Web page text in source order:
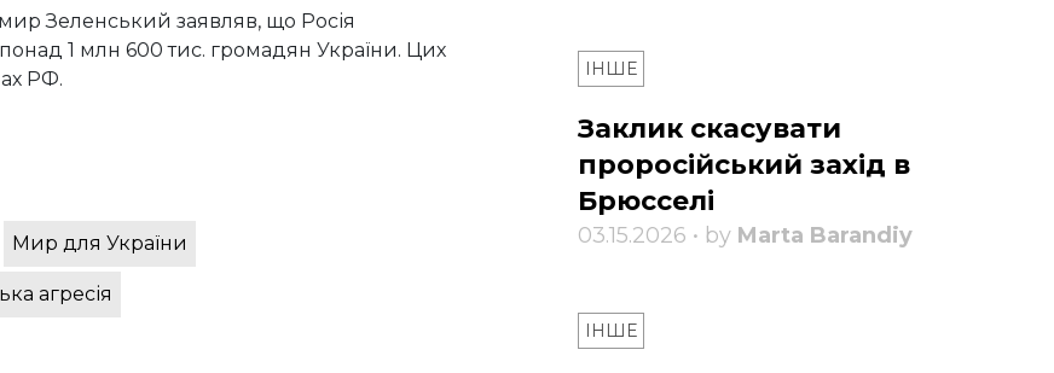
Зеленський заявляв, що Росія
1 млн 600 тис. громадян України. Цих
РФ.
Мир для України
агресія
ІНШЕ
Заклик скасувати
проросійський захід в
Брюсселі
03.15.2026 • by Marta Barandiy
ІНШЕ